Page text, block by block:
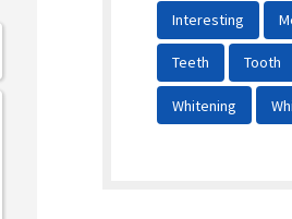
Interesting
Teeth Tooth
Whitening